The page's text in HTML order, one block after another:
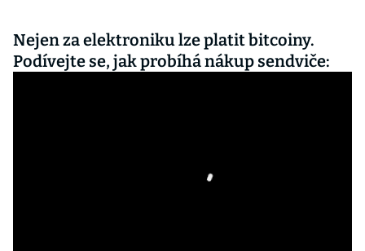
Nejen za elektroniku lze platit bitcoiny.
Podívejte se, jak probíhá nákup sendviče: